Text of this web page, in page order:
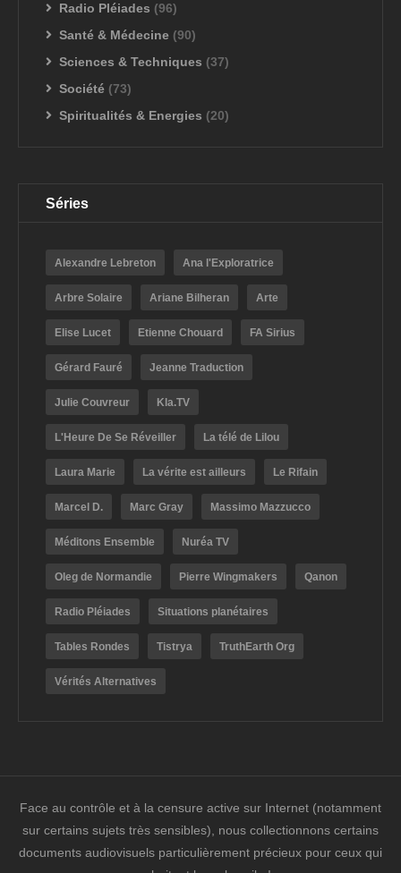
Radio Pléiades (96)
Santé & Médecine (90)
Sciences & Techniques (37)
Société (73)
Spiritualités & Energies (20)
Séries
Alexandre Lebreton Ana l'Exploratrice
Arbre Solaire Ariane Bilheran Arte
Elise Lucet Etienne Chouard FA Sirius
Gérard Fauré Jeanne Traduction
Julie Couvreur Kla.TV
L'Heure De Se Réveiller La télé de Lilou
Laura Marie La vérite est ailleurs Le Rifain
Marcel D. Marc Gray Massimo Mazzucco
Méditons Ensemble Nuréa TV
Oleg de Normandie Pierre Wingmakers Qanon
Radio Pléiades Situations planétaires
Tables Rondes Tistrya TruthEarth Org
Vérités Alternatives
Face au contrôle et à la censure active sur Internet (notamment
sur certains sujets très sensibles), nous collectionnons certains
documents audiovisuels particulièrement précieux pour ceux qui